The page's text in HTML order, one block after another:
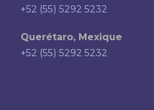
+52 (55) 5292 5232
Querétaro, Mexique
+52 (55) 5292 5232